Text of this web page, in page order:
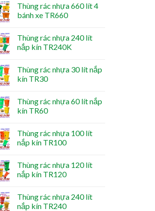
Thùng rác nhựa 660 lít 4
bánh xe TR660
Thùng rác nhựa 240 lít
nắp kín TR240K
Thùng rác nhựa 30 lít nắp
kín TR30
Thùng rác nhựa 60 lít nắp
kín TR60
Thùng rác nhựa 100 lít
nắp kín TR100
Thùng rác nhựa 120 lít
nắp kín TR120
Thùng rác nhựa 240 lít
nắp kín TR240